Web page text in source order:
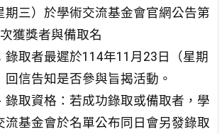
期三）於學術交流基金會官網公告第
獲獎者與備取名
錄取者最遲於114年11月23日（星期
回信告知是否參與旨揭活動。
錄取資格：若成功錄取或備取者，學
流基金會於名單公布同日會另發錄取